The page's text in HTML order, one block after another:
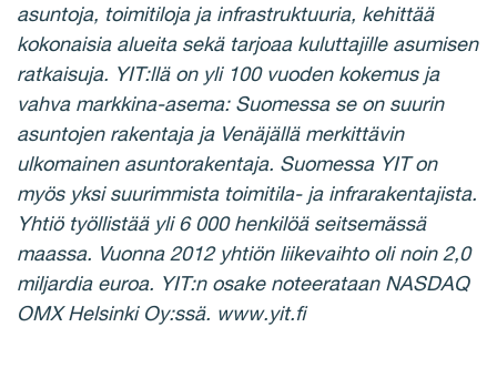
asuntoja, toimitiloja ja infrastruktuuria, kehittää
kokonaisia alueita sekä tarjoaa kuluttajille asumisen
ratkaisuja. YIT:llä on yli 100 vuoden kokemus ja
vahva markkina-asema: Suomessa se on suurin
asuntojen rakentaja ja Venäjällä merkittävin
ulkomainen asuntorakentaja. Suomessa YIT on
myös yksi suurimmista toimitila- ja infrarakentajista.
Yhtiö työllistää yli 6 000 henkilöä seitsemässä
maassa. Vuonna 2012 yhtiön liikevaihto oli noin 2,0
miljardia euroa. YIT:n osake noteerataan NASDAQ
OMX Helsinki Oy:ssä. www.yit.fi